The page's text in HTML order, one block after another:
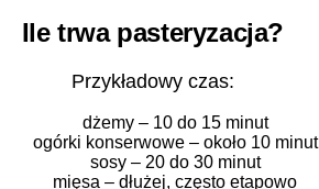
Ile trwa pasteryzacja?
Przykładowy czas:
dżemy – 10 do 15 minut
ogórki konserwowe – około 10 minut
sosy – 20 do 30 minut
mięsa – dłużej, często etapowo